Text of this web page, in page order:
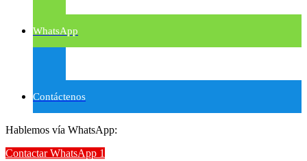
WhatsApp
Contáctenos
Hablemos vía WhatsApp:
Contactar WhatsApp 1